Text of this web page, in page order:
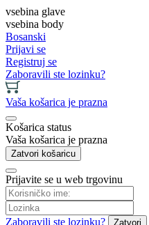
vsebina glave
vsebina body
Bosanski
Prijavi se
Registruj se
Zaboravili ste lozinku?
Vaša košarica je prazna
Košarica status
Vaša košarica je prazna
Zatvori košaricu
Prijavite se u web trgovinu
Zaboravili ste lozinku? Zatvori